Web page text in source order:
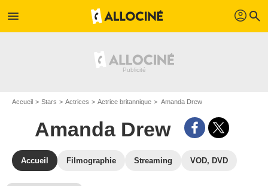
menu profil search
Accueil Stars Actrices Actrice britannique Amanda Drew
Amanda Drew
Accueil Filmographie Streaming VOD, DVD